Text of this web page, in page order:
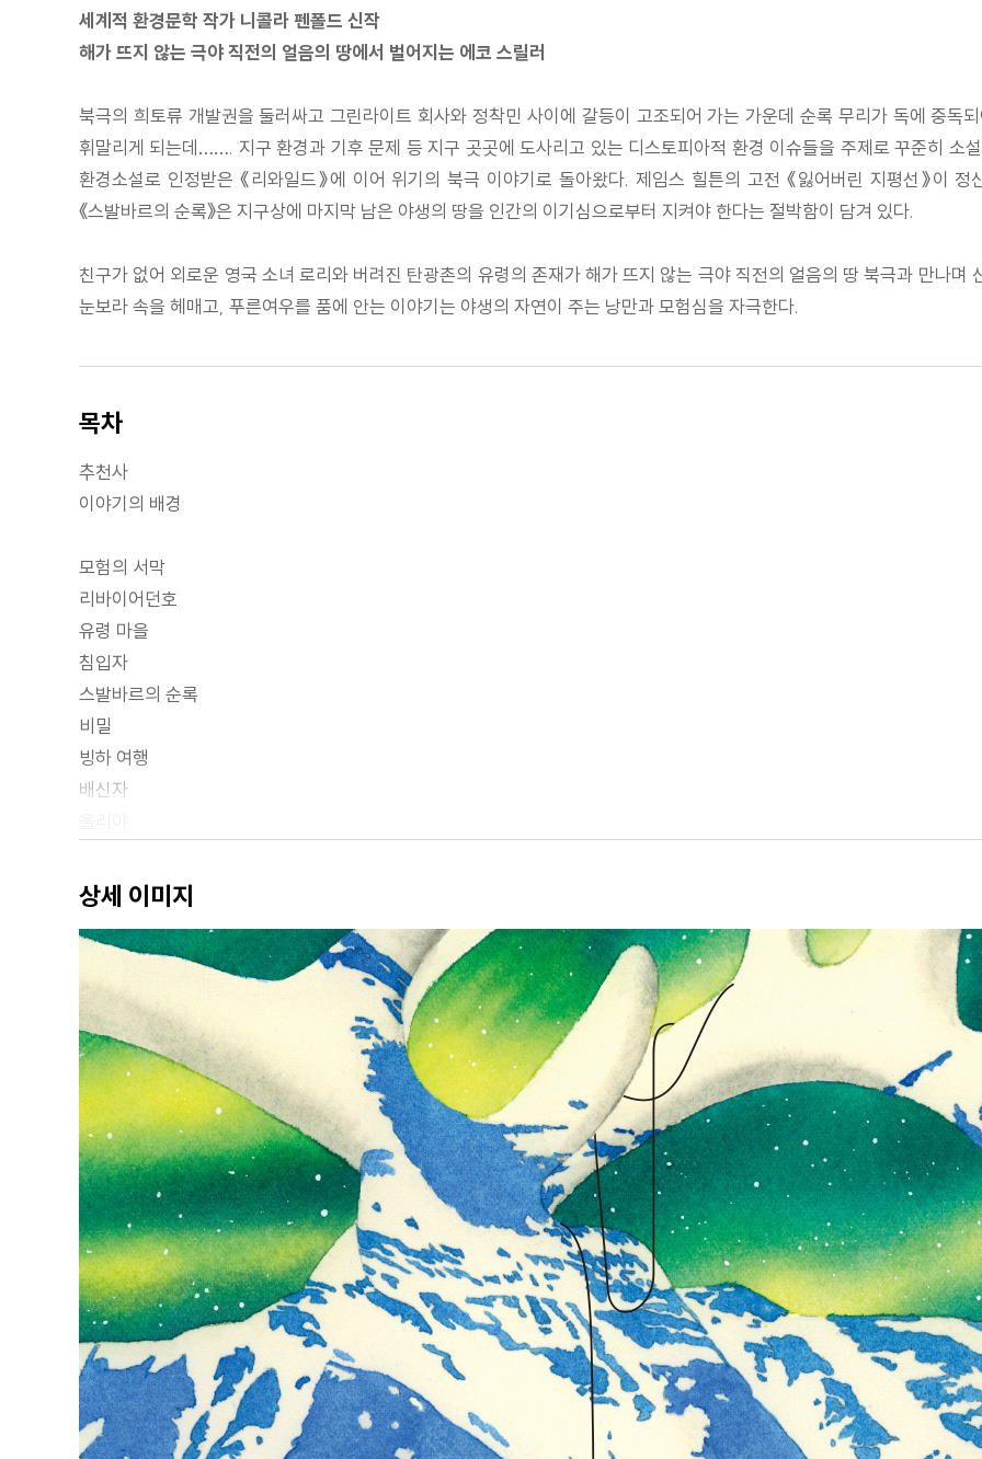
세계적 환경문학 작가 니콜라 펜폴드 신작
해가 뜨지 않는 극야 직전의 얼음의 땅에서 벌어지는 에코 스릴러
북극의 희토류 개발권을 둘러싸고 그린라이트 회사와 정착민 사이에 갈등이 고조되어 가는 가운데 순록 무리가 독에 중독
휘말리게 되는데……. 지구 환경과 기후 문제 등 지구 곳곳에 도사리고 있는 디스토피아적 환경 이슈들을 주제로 꾸준히 소
환경소설로 인정받은 《리와일드》에 이어 위기의 북극 이야기로 돌아왔다. 제임스 힐튼의 고전 《잃어버린 지평선》이
《스발바르의 순록》은 지구상에 마지막 남은 야생의 땅을 인간의 이기심으로부터 지켜야 한다는 절박함이 담겨 있다.
친구가 없어 외로운 영국 소녀 로리와 버려진 탄광촌의 유령의 존재가 해가 뜨지 않는 극야 직전의 얼음의 땅 북극과 만나
눈보라 속을 헤매고, 푸른여우를 품에 안는 이야기는 야생의 자연이 주는 낭만과 모험심을 자극한다.
목차
추천사
이야기의 배경
모험의 서막
리바이어던호
유령 마을
침입자
스발바르의 순록
비밀
빙하 여행
배신자
작가의 말
상세 이미지